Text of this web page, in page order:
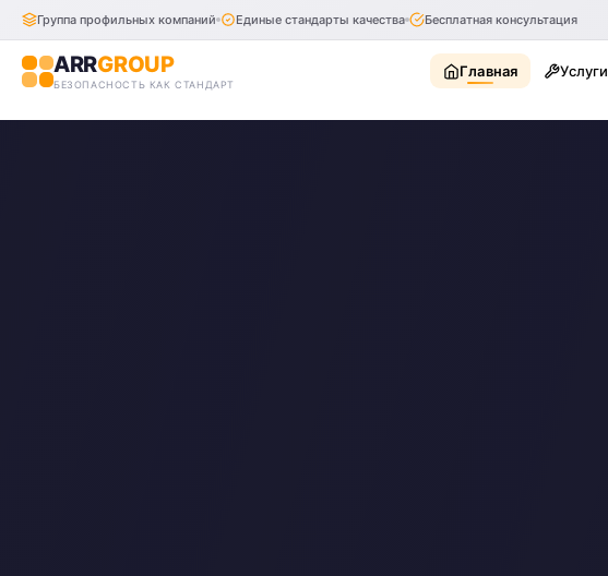
Группа профильных компаний Единые стандарты качества Бесплатная консультация
ARRGROUP
БЕЗОПАСНОСТЬ КАК СТАНДАРТ
Главная Услуги